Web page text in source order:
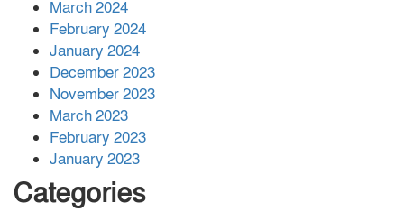
March 2024
February 2024
January 2024
December 2023
November 2023
March 2023
February 2023
January 2023
Categories